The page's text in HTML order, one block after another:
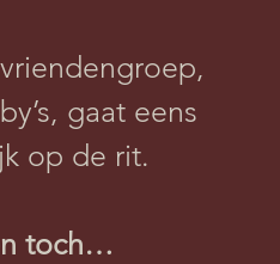
gaat eens
op de rit.
toch…